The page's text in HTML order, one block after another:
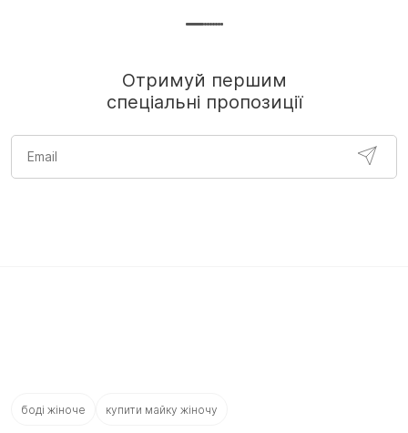
боді жіноче купити майку жіночу
Отримуй першим
спеціальні пропозиції